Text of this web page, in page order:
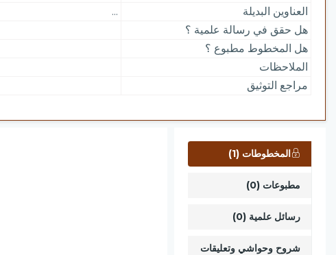
العناوين البديلة
...
هل حقق في رسالة علمية ؟
هل المخطوط مطبوع ؟
الملاحظات
مراجع التوثيق
المخطوطات (1)
مطبوعات (0)
رسائل علمية (0)
شروح وحواشي وتعليقات